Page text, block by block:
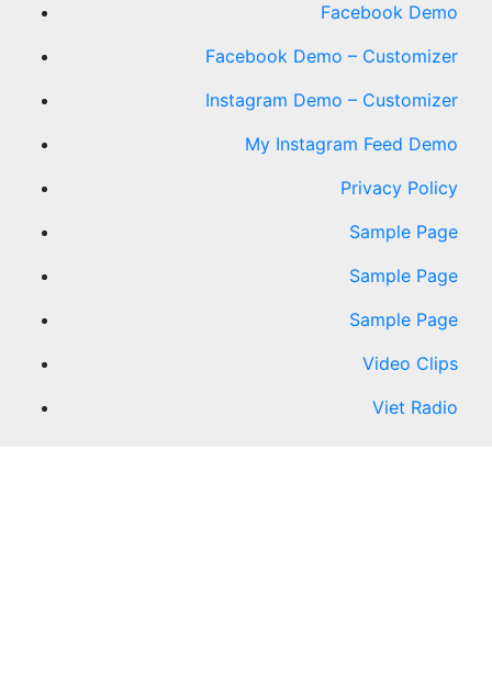
Facebook Demo
Facebook Demo – Customizer
Instagram Demo – Customizer
My Instagram Feed Demo
Privacy Policy
Sample Page
Sample Page
Sample Page
Video Clips
Viet Radio